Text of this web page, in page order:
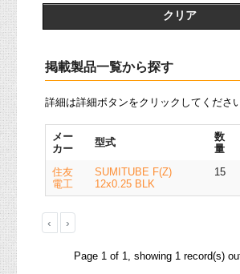
クリア
掲載製品一覧から探す
詳細は詳細ボタンをクリックしてください
メー
カー
型式
数
量
住友
電工
SUMITUBE F(Z)
12x0.25 BLK
15
‹ ›
Page 1 of 1, showing 1 record(s)